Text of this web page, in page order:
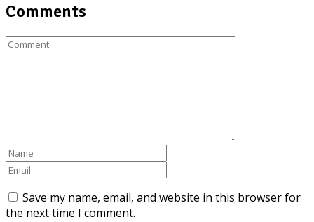
Comments
Save my name, email, and website in this browser for
the next time I comment.